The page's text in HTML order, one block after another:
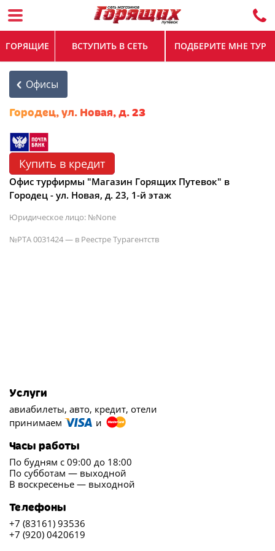
ГОРЯЩИЕ ВСТУПИТЬ В СЕТЬ ПОДБЕРИТЕ МНЕ ТУР
Офисы
Городец, ул. Новая, д. 23
Купить в кредит
Офис турфирмы "Магазин Горящих Путевок" в
Городец - ул. Новая, д. 23, 1-й этаж
Юридическое лицо: №None
№РТА 0031424 — в Реестре Турагентств
Услуги
авиабилеты, авто, кредит, отели
принимаем
и
Часы работы
По будням с 09:00 до 18:00
По субботам — выходной
В воскресенье — выходной
Телефоны
+7 (83161) 93536
+7 (920) 0420619